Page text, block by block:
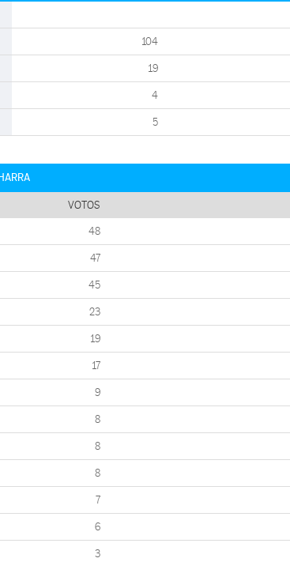
104
19
4
5
VOTOS
48
47
45
23
19
17
9
8
8
8
7
6
3